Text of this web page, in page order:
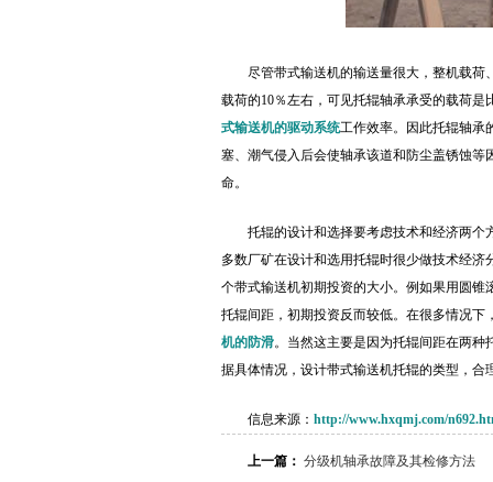
尽管带式输送机的输送量很大，整机载
载荷的10％左右，可见托辊轴承承受的载荷
式输送机的驱动系统工作效率。因此托辊轴承
塞、潮气侵入后会使轴承该道和防尘盖锈蚀
命。
托辊的设计和选择要考虑技术和经济两
多数厂矿在设计和选用托辊时很少做技术经
个带式输送机初期投资的大小。例如果用圆
托辊间距，初期投资反而较低。在很多情况
机的防滑。当然这主要是因为托辊间距在两种
据具体情况，设计带式输送机托辊的类型，
信息来源： http://www.hxqmj.com/
上一篇： 分级机轴承故障及其检修方法